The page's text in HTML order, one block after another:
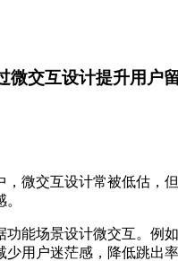
微交互设计提升用户
，微交互设计常被低估，
场景设计微交互。例如
用户迷茫感，降低跳出率